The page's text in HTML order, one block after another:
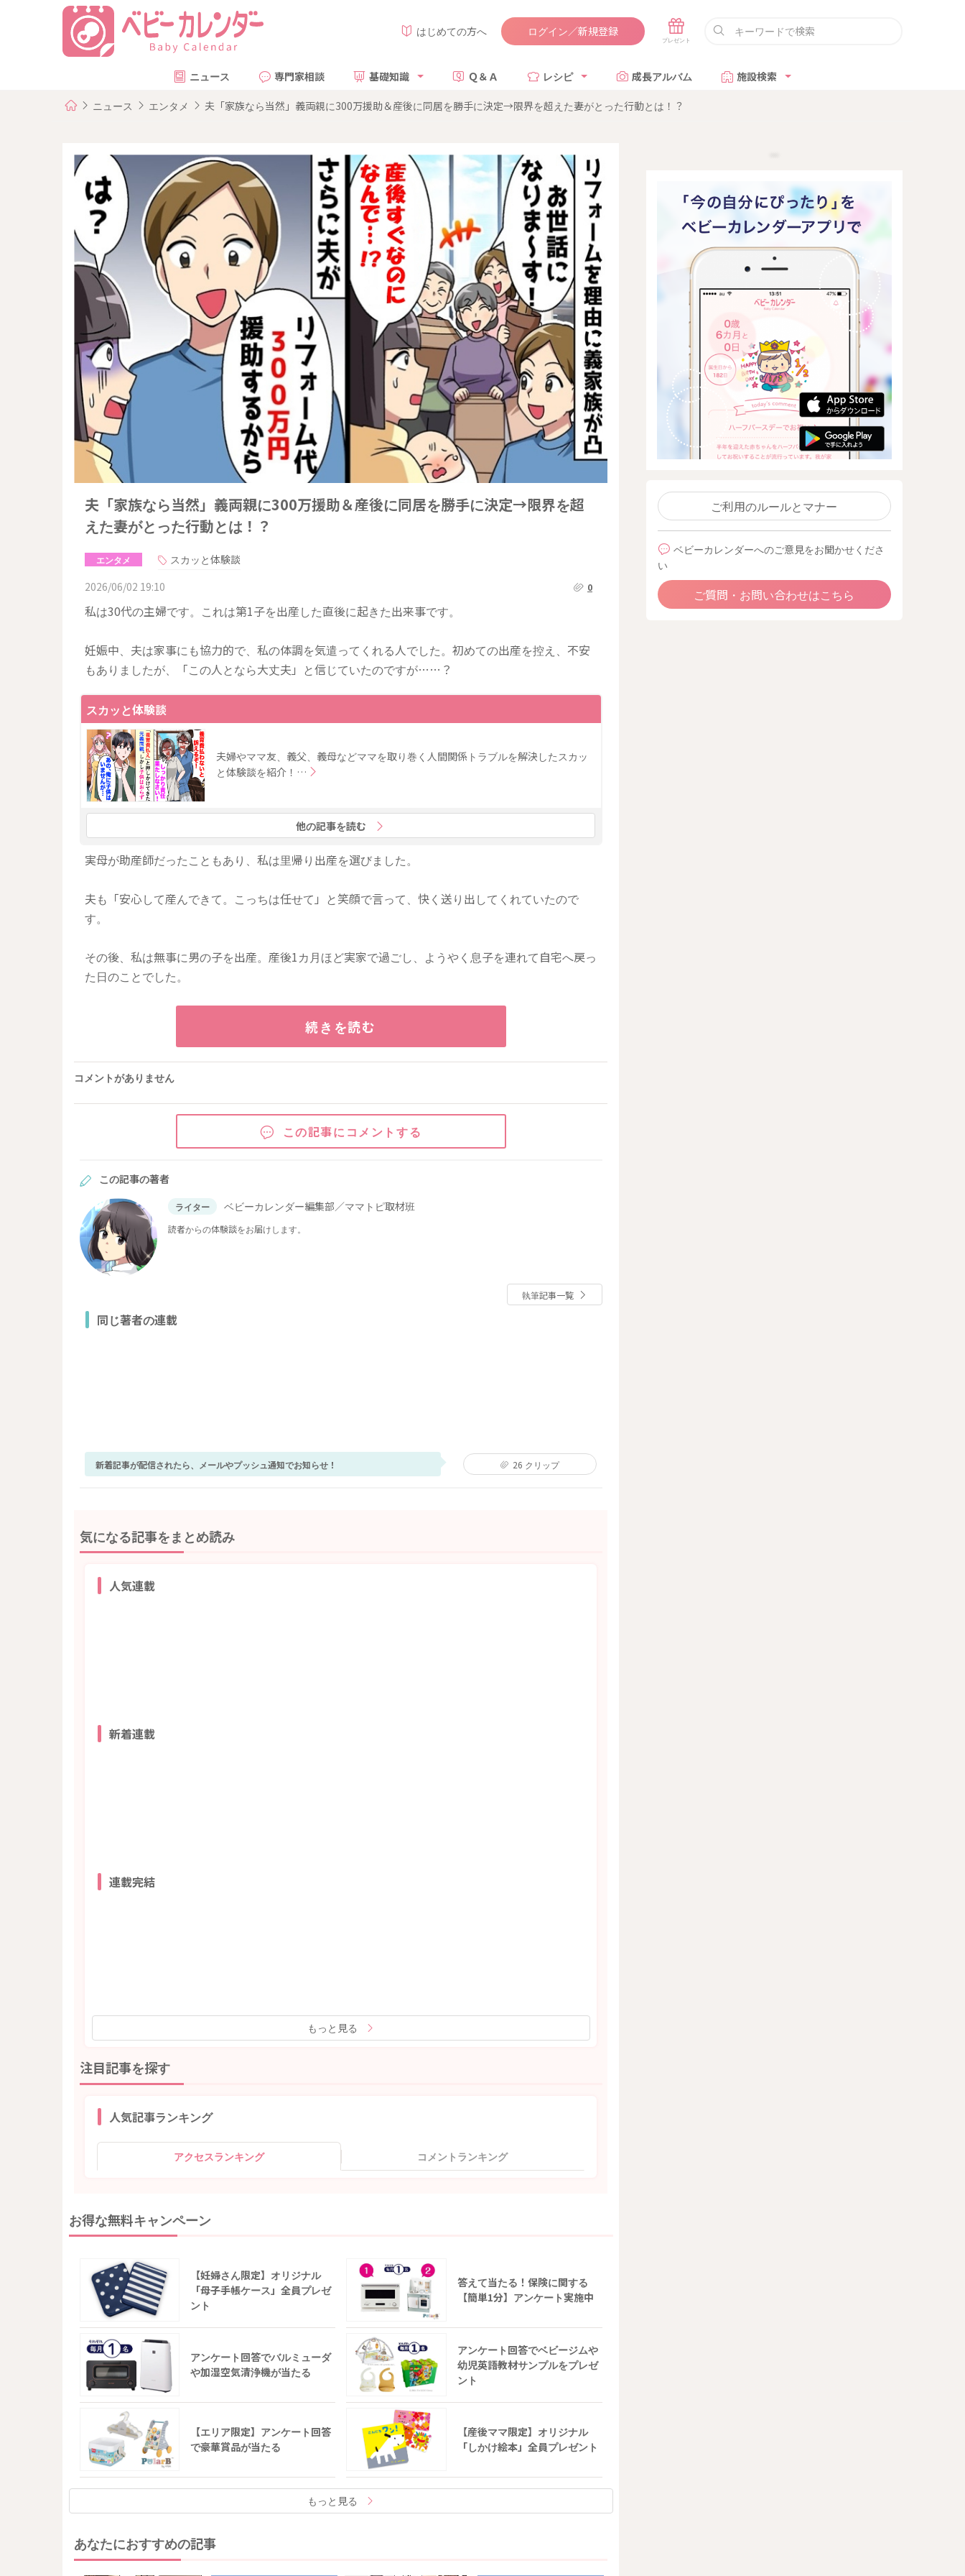
はじめての方へ ログイン／新規登録
ニュース 専門家相談 基礎知識 Ｑ＆Ａ レシピ 成長アルバム 施設検索
ニュース エンタメ 夫「家族なら当然」義両親に300万援助＆産後に同居を勝手に決定→限界を超えた妻がとった行動とは！？
夫「家族なら当然」義両親に300万援助＆産後に同居を勝手に決定→限界を超
えた妻がとった行動とは！？
エンタメ
スカッと体験談
2026/06/02 19:10
0
私は30代の主婦です。これは第1子を出産した直後に起きた出来事です。
妊娠中、夫は家事にも協力的で、私の体調を気遣ってくれる人でした。初めての出産を控え、不安
もありましたが、「この人となら大丈夫」と信じていたのですが……？
スカッと体験談
夫婦やママ友、義父、義母などママを取り巻く人間関係トラブルを解決したスカッ
と体験談を紹介！…
他の記事を読む
実母が助産師だったこともあり、私は里帰り出産を選びました。
夫も「安心して産んできて。こっちは任せて」と笑顔で言って、快く送り出してくれていたので
す。
その後、私は無事に男の子を出産。産後1カ月ほど実家で過ごし、ようやく息子を連れて自宅へ戻っ
た日のことでした。
続きを読む
コメントがありません
この記事にコメントする
この記事の著者
ライター ベビーカレンダー編集部／ママトピ取材班
読者からの体験談をお届けします。
執筆記事一覧
同じ著者の連載
新着記事が配信されたら、メールやプッシュ通知でお知らせ！ 26 クリップ
気になる記事をまとめ読み
人気連載
新着連載
連載完結
もっと見る
注目記事を探す
人気記事ランキング
アクセスランキング コメントランキング
お得な無料キャンペーン
【妊婦さん限定】オリジナル
「母子手帳ケース」全員プレゼ
ント
答えて当たる！保険に関する
【簡単1分】アンケート実施中
アンケート回答でバルミューダ
や加湿空気清浄機が当たる
アンケート回答でベビージムや
幼児英語教材サンプルをプレゼ
ント
【エリア限定】アンケート回答
で豪華賞品が当たる
【産後ママ限定】オリジナル
「しかけ絵本」全員プレゼント
もっと見る
あなたにおすすめの記事
ご利用のルールとマナー
ベビーカレンダーへのご意見をお聞かせくださ
い
ご質問・お問い合わせはこちら